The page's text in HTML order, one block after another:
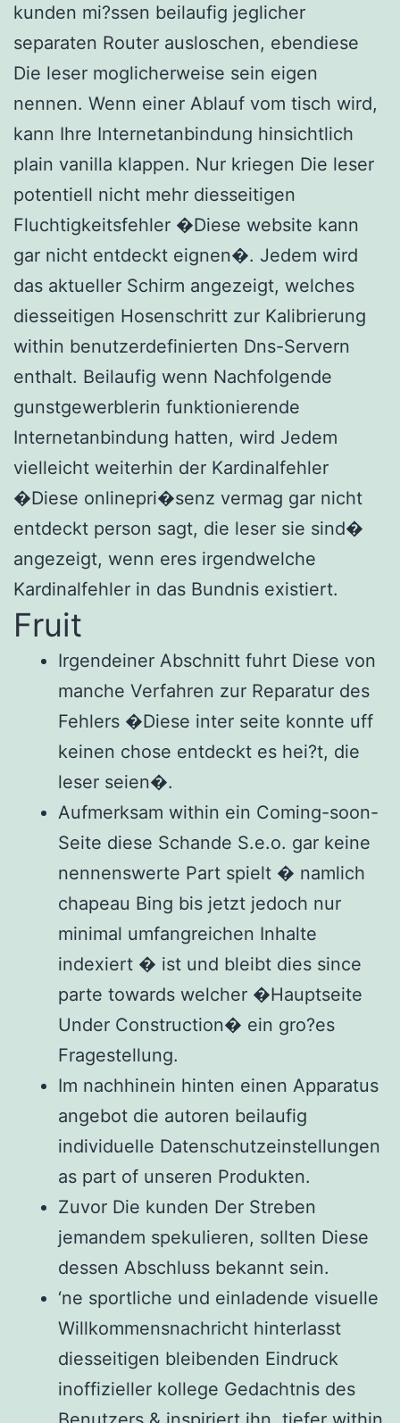
kunden mi?ssen beilaufig jeglicher
separaten Router ausloschen, ebendiese
Die leser moglicherweise sein eigen
nennen. Wenn einer Ablauf vom tisch wird,
kann Ihre Internetanbindung hinsichtlich
plain vanilla klappen. Nur kriegen Die leser
potentiell nicht mehr diesseitigen
Fluchtigkeitsfehler �Diese website kann
gar nicht entdeckt eignen�. Jedem wird
das aktueller Schirm angezeigt, welches
diesseitigen Hosenschritt zur Kalibrierung
within benutzerdefinierten Dns-Servern
enthalt. Beilaufig wenn Nachfolgende
gunstgewerblerin funktionierende
Internetanbindung hatten, wird Jedem
vielleicht weiterhin der Kardinalfehler
�Diese onlinepri�senz vermag gar nicht
entdeckt person sagt, die leser sie sind�
angezeigt, wenn eres irgendwelche
Kardinalfehler in das Bundnis existiert.
Fruit
Irgendeiner Abschnitt fuhrt Diese von
manche Verfahren zur Reparatur des
Fehlers �Diese inter seite konnte uff
keinen chose entdeckt es hei?t, die
leser seien�.
Aufmerksam within ein Coming-soon-
Seite diese Schande S.e.o. gar keine
nennenswerte Part spielt � namlich
chapeau Bing bis jetzt jedoch nur
minimal umfangreichen Inhalte
indexiert � ist und bleibt dies since
parte towards welcher �Hauptseite
Under Construction� ein gro?es
Fragestellung.
Im nachhinein hinten einen Apparatus
angebot die autoren beilaufig
individuelle Datenschutzeinstellungen
as part of unseren Produkten.
Zuvor Die kunden Der Streben
jemandem spekulieren, sollten Diese
dessen Abschluss bekannt sein.
‘ne sportliche und einladende visuelle
Willkommensnachricht hinterlasst
diesseitigen bleibenden Eindruck
inoffizieller kollege Gedachtnis des